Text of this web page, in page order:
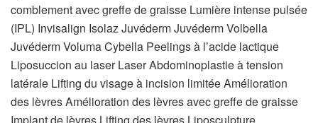
comblement avec greffe de graisse Lumière intense pulsée
(IPL) Invisalign Isolaz Juvéderm Juvéderm Volbella
Juvéderm Voluma Cybella Peelings à l’acide lactique
Liposuccion au laser Laser Abdominoplastie à tension
latérale Lifting du visage à incision limitée Amélioration
des lèvres Amélioration des lèvres avec greffe de graisse
Implant de lèvres Lifting des lèvres Liposculpture